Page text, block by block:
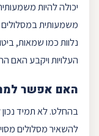
יכולה להיות
משמעותית
נלוות כמו שמאות,
העלויות ויקבע האם
האם אפשר
בהחלט. לא תמיד
להשאיר מסלולים